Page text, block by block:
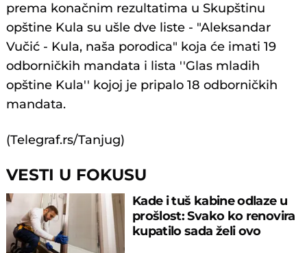
prema konačnim rezultatima u Skupštinu
opštine Kula su ušle dve liste - "Aleksandar
Vučić - Kula, naša porodica" koja će imati 19
odborničkih mandata i lista ''Glas mladih
opštine Kula'' kojoj je pripalo 18 odborničkih
mandata.
(Telegraf.rs/Tanjug)
VESTI U FOKUSU
Kade i tuš kabine odlaze u
prošlost: Svako ko renovira
kupatilo sada želi ovo